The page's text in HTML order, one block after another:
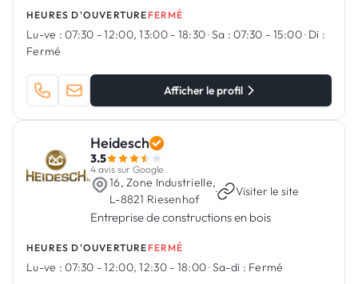
HEURES D'OUVERTURE FERMÉ
Lu-ve : 07:30 - 12:00, 13:00 - 18:30·Sa : 07:30 - 15:00· Di :
Fermé
Afficher le profil
Heidesch
3.5
4 avis sur Google
16, Zone Industrielle,
L-8821 Riesenhof
· Visiter le site
Entreprise de constructions en bois
HEURES D'OUVERTURE FERMÉ
Lu-ve : 07:30 - 12:00, 12:30 - 18:00·Sa-di : Fermé